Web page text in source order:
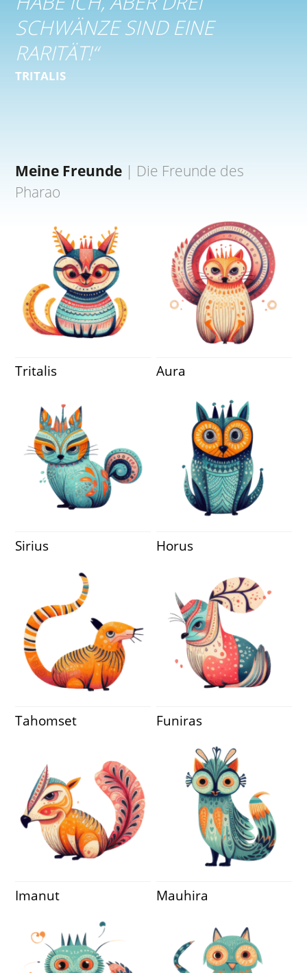
SCHWÄNZE SIND EINE
RARITÄT!“
TRITALIS
Meine Freunde | Die Freunde des
Pharao
Tritalis Aura
Sirius Horus
Tahomset Funiras
Imanut Mauhira